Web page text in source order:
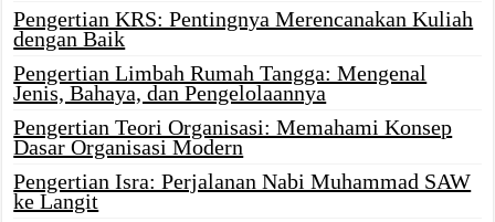
Pengertian KRS: Pentingnya Merencanakan Kuliah
dengan Baik
Pengertian Limbah Rumah Tangga: Mengenal
Jenis, Bahaya, dan Pengelolaannya
Pengertian Teori Organisasi: Memahami Konsep
Dasar Organisasi Modern
Pengertian Isra: Perjalanan Nabi Muhammad SAW
ke Langit